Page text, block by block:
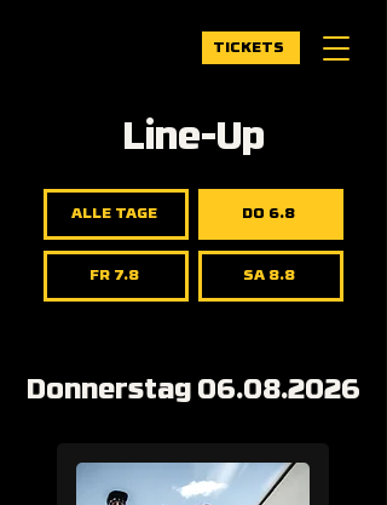
TICKETS
Line-Up
ALLE TAGE DO 6.8
FR 7.8 SA 8.8
Donnerstag 06.08.2026